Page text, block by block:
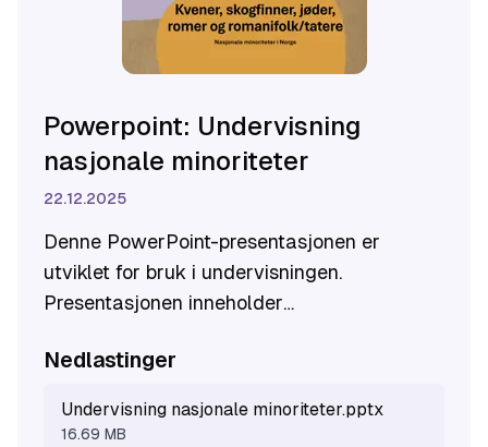
Powerpoint: Undervisning
nasjonale minoriteter
22.12.2025
Denne PowerPoint-presentasjonen er
utviklet for bruk i undervisningen.
Presentasjonen inneholder
minoriteter i Norge, forslag til oppgaver for
presentasjonens notater.
Nedlastinger
Undervisning nasjonale minoriteter.pptx
16.69 MB